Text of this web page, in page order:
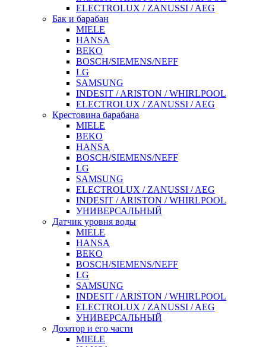
ELECTROLUX / ZANUSSI / AEG
Бак и барабан
MIELE
HANSA
BEKO
BOSCH/SIEMENS/NEFF
LG
SAMSUNG
INDESIT / ARISTON / WHIRLPOOL
ELECTROLUX / ZANUSSI / AEG
Крестовина барабана
MIELE
BEKO
HANSA
BOSCH/SIEMENS/NEFF
LG
SAMSUNG
ELECTROLUX / ZANUSSI / AEG
INDESIT / ARISTON / WHIRLPOOL
УНИВЕРСАЛЬНЫЙ
Датчик уровня воды
MIELE
HANSA
BEKO
BOSCH/SIEMENS/NEFF
LG
SAMSUNG
INDESIT / ARISTON / WHIRLPOOL
ELECTROLUX / ZANUSSI / AEG
УНИВЕРСАЛЬНЫЙ
Дозатор и его части
MIELE